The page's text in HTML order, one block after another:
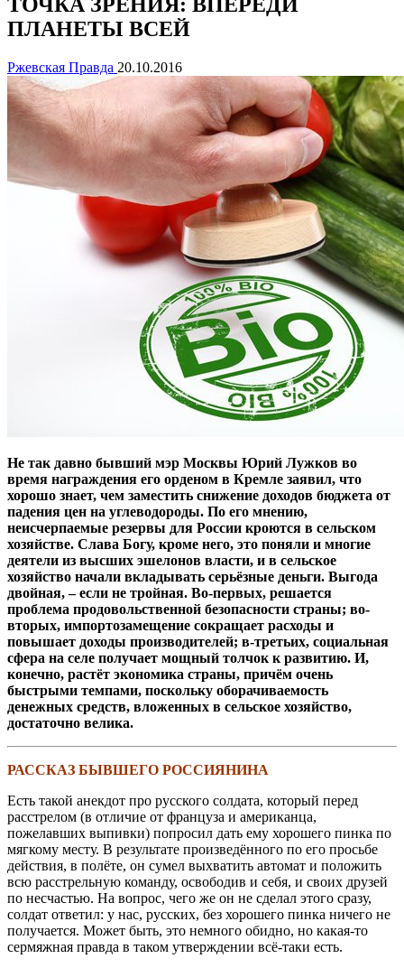
ПЛАНЕТЫ ВСЕЙ
Ржевская Правда 20.10.2016
Не так давно бывший мэр Москвы Юрий Лужков во
время награждения его орденом в Кремле заявил, что
хорошо знает, чем заместить снижение доходов бюджета от
падения цен на углеводороды. По его мнению,
неисчерпаемые резервы для России кроются в сельском
хозяйстве. Слава Богу, кроме него, это поняли и многие
деятели из высших эшелонов власти, и в сельское
хозяйство начали вкладывать серьёзные деньги. Выгода
двойная, – если не тройная. Во-первых, решается
проблема продовольственной безопасности страны; во-
вторых, импортозамещение сокращает расходы и
повышает доходы производителей; в-третьих, социальная
сфера на селе получает мощный толчок к развитию. И,
конечно, растёт экономика страны, причём очень
быстрыми темпами, поскольку оборачиваемость
денежных средств, вложенных в сельское хозяйство,
достаточно велика.
РАССКАЗ БЫВШЕГО РОССИЯНИНА
Есть такой анекдот про русского солдата, который перед
расстрелом (в отличие от француза и американца,
пожелавших выпивки) попросил дать ему хорошего пинка по
мягкому месту. В результате произведённого по его просьбе
действия, в полёте, он сумел выхватить автомат и положить
всю расстрельную команду, освободив и себя, и своих друзей
по несчастью. На вопрос, чего же он не сделал этого сразу,
солдат ответил: у нас, русских, без хорошего пинка ничего не
получается. Может быть, это немного обидно, но какая-то
сермяжная правда в таком утверждении всё-таки есть.